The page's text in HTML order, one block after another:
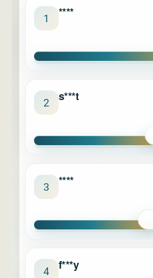
1 ****
2 s***t
3 ****
4 f***y